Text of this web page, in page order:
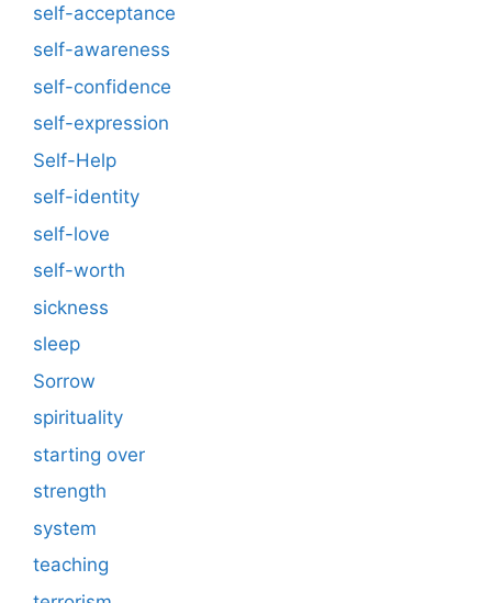
self-acceptance
self-awareness
self-confidence
self-expression
Self-Help
self-identity
self-love
self-worth
sickness
sleep
Sorrow
spirituality
starting over
strength
system
teaching